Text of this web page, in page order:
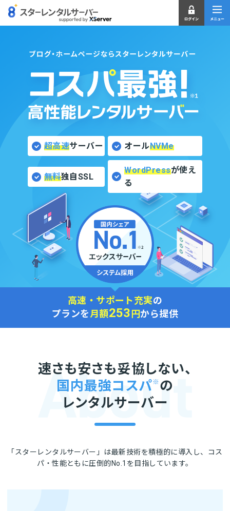
超高速サーバー オールNVMe
無料独自SSL
WordPressが使え
る
高速・サポート充実の
プランを月額253 円から提供
速さも安さも妥協しない、
国内最強コスパ ※ の
レンタルサーバー
「スターレンタルサーバー」は最新技術を積極的に導入し、コス
パ・性能ともに圧倒的No.1を目指しています。